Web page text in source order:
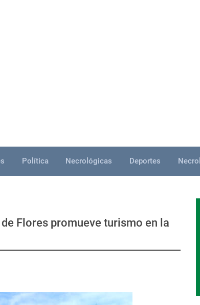
Política Necrológicas Deportes
Flores promueve turismo en la